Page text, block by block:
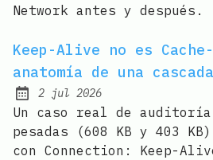
Network antes y después.
Keep-Alive no es
anatomía de una
Published:
2 jul 2026
Un caso real de
pesadas (608 KB y 403
con Connection: Keep-